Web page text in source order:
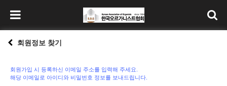
회원정보 찾기
회원가입 시 등록하신 이메일 주소를 입력해 주세요.
해당 이메일로 아이디와 비밀번호 정보를 보내드립니다.